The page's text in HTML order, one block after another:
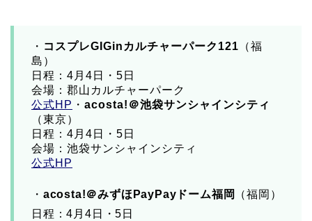
・ コスプレGIGinカルチャーパーク121 （福
島）
日程：4月4日・5日
会場：郡山カルチャーパーク
公式HP ・ acosta!＠池袋サンシャインシティ
（東京）
日程：4月4日・5日
会場：池袋サンシャインシティ
公式HP
・ acosta!＠みずほPayPayドーム福岡
（福岡）
日程：4月4日・5日